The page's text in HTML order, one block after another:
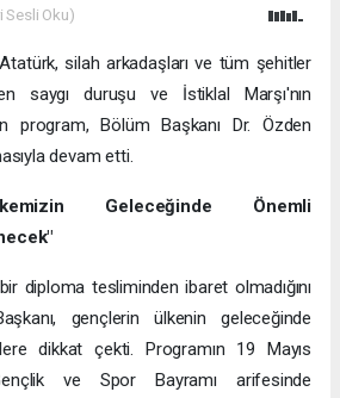
Sesli Oku)
silah arkadaşları ve tüm şehitler
saygı duruşu ve İstiklal Marşı'nın
program, Bölüm Başkanı Dr. Özden
devam etti.
Geleceğinde Önemli
diploma tesliminden ibaret olmadığını
gençlerin ülkenin geleceğinde
dikkat çekti. Programın 19 Mayıs
ve Spor Bayramı arifesinde